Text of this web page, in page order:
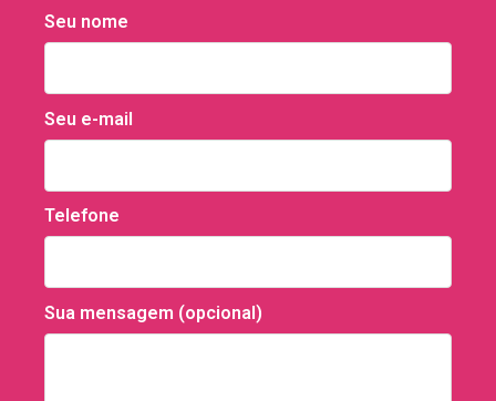
Seu nome
Seu e-mail
Telefone
Sua mensagem (opcional)